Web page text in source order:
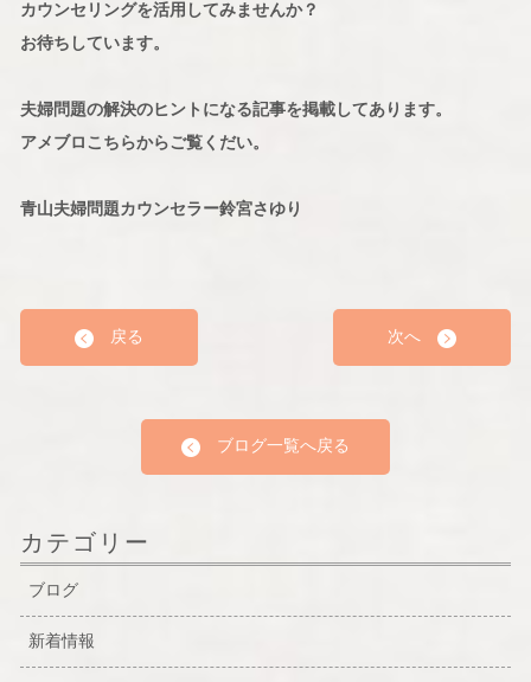
カウンセリングを活用してみませんか？
お待ちしています。
夫婦問題の解決のヒントになる記事を掲載してあります。
アメブロこちらからご覧くだい。
青山夫婦問題カウンセラー鈴宮さゆり
戻る 次へ
ブログ一覧へ戻る
カテゴリー
ブログ
新着情報